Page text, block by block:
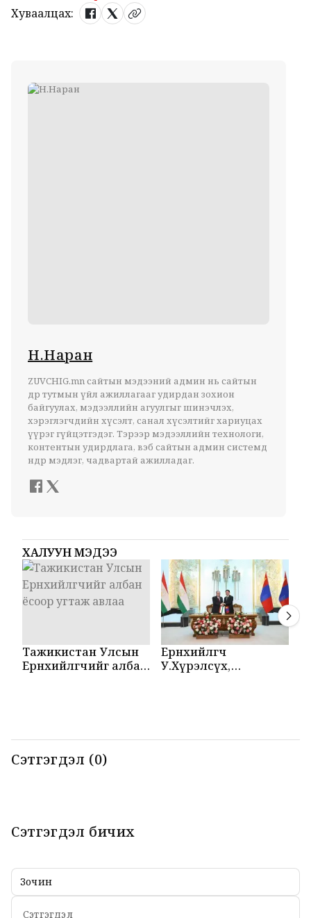
Хуваалцах:
Н.Наран
ZUVCHIG.mn сайтын мэдээний админ нь сайтын
өдөр тутмын үйл ажиллагааг удирдан зохион
байгуулах, мэдээллийн агуулгыг шинэчлэх,
хэрэглэгчдийн хүсэлт, санал хүсэлтийг хариуцах
үүрэг гүйцэтгэдэг. Тэрээр мэдээллийн технологи,
контентын удирдлага, вэб сайтын админ системд
өндөр мэдлэг, чадвартай ажилладаг.
ХАЛУУН МЭДЭЭ
Тажикистан Улсын
Ерөнхийлөгчийг албан
Ерөнхийлөгч
У.Хүрэлсүх,
Сэтгэгдэл (0)
Сэтгэгдэл бичих